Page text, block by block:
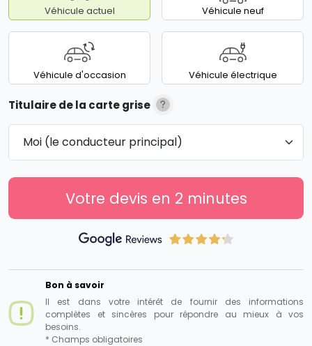
Véhicule actuel Véhicule neuf
Véhicule d'occasion Véhicule électrique
Titulaire de la carte grise
Votre devis en 2 minutes
Bon à savoir
Il est dans votre intérêt de fournir des informations
complètes et sincères pour répondre au mieux à vos
besoins.
* Champs obligatoires